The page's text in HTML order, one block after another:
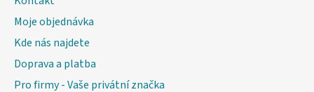
Moje objednávka
Kde nás najdete
Doprava a platba
Pro firmy - Vaše privátní značka